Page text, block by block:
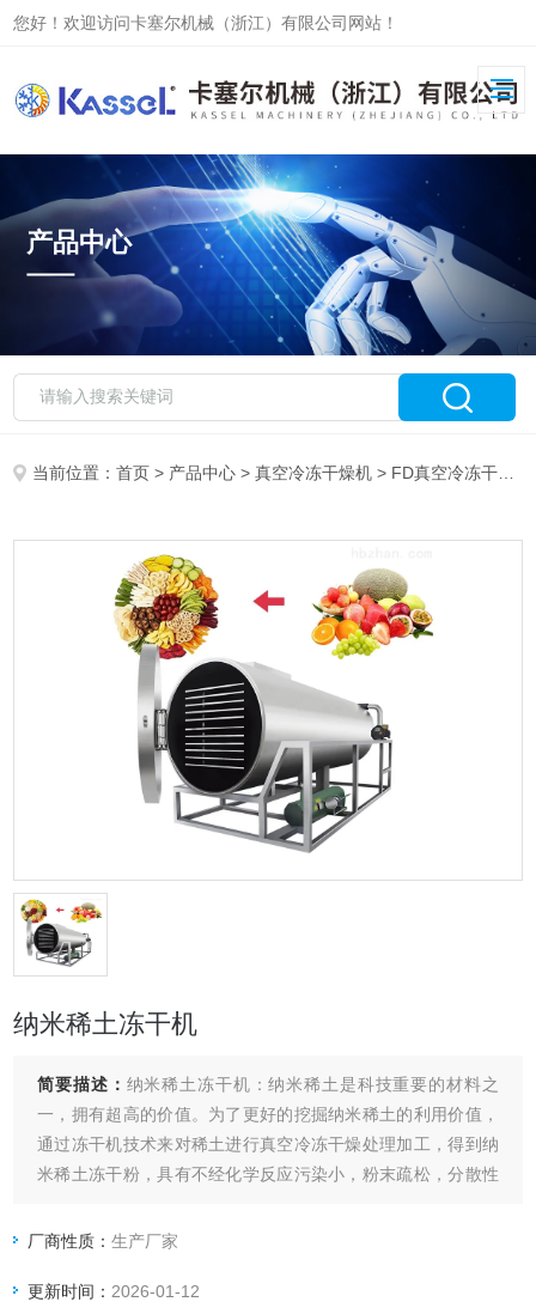
您好！欢迎访问卡塞尔机械（浙江）有限公司网站！
产品中心
当前位置：首页 > 产品中心 >真空冷冻干燥机 > FD真空冷冻干燥机
纳米稀土冻干机
简要描述： 纳米稀土冻干机：纳米稀土是科技重要的材料之
一，拥有超高的价值。为了更好的挖掘纳米稀土的利用价值，
通过冻干机技术来对稀土进行真空冷冻干燥处理加工，得到纳
米稀土冻干粉，具有不经化学反应污染小，粉末疏松，分散性
到广泛应用，在行业中称之为稀土冻干机。
厂商性质：生产厂家
更新时间： 2026-01-12